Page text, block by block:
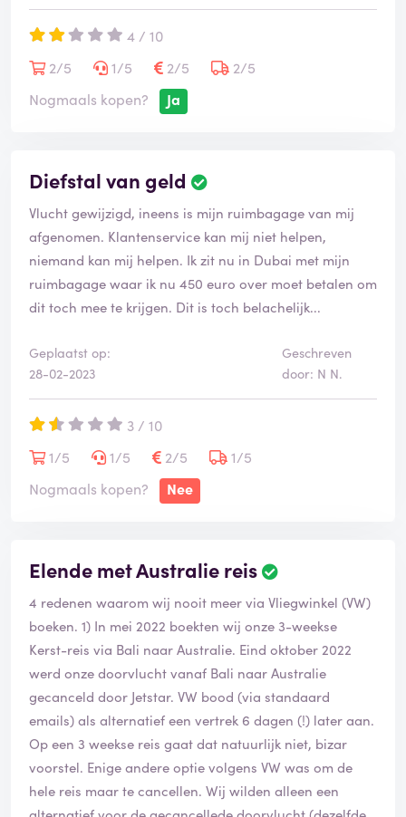
ongerustheid kon ik de nacht voor vertrek niet slapen
en heb ik op de vlieghaven moeten inchecken terwijl ik
net die stress wilde vermijden. Ik raad Vliegwinkel.nl en
hun gebrekkige/onbestaande service niet aan.
4 / 10
2/5
1/5 2/5
2/5
Nogmaals kopen?
Ja
Diefstal van geld
Vlucht gewijzigd, ineens is mijn ruimbagage van mij
afgenomen. Klantenservice kan mij niet helpen,
niemand kan mij helpen. Ik zit nu in Dubai met mijn
ruimbagage waar ik nu 450 euro over moet betalen om
dit toch mee te krijgen. Dit is toch belachelijk...
Geplaatst op:
28-02-2023
Geschreven
door: N N.
3 / 10
1/5
1/5 2/5
1/5
Nogmaals kopen?
Nee
Elende met Australie reis
4 redenen waarom wij nooit meer via Vliegwinkel (VW)
boeken. 1) In mei 2022 boekten wij onze 3-weekse
Kerst-reis via Bali naar Australie. Eind oktober 2022
werd onze doorvlucht vanaf Bali naar Australie
gecanceld door Jetstar. VW bood (via standaard
emails) als alternatief een vertrek 6 dagen (!) later aan.
Op een 3 weekse reis gaat dat natuurlijk niet, bizar
voorstel. Enige andere optie volgens VW was om de
hele reis maar te cancellen. Wij wilden alleen een